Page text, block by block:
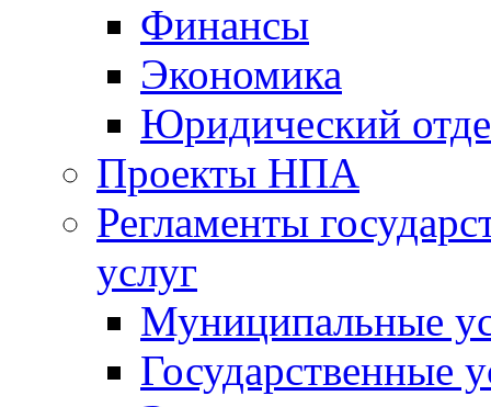
Финансы
Экономика
Юридический
Проекты НПА
Регламенты
услуг
Муниципальные
Государственные